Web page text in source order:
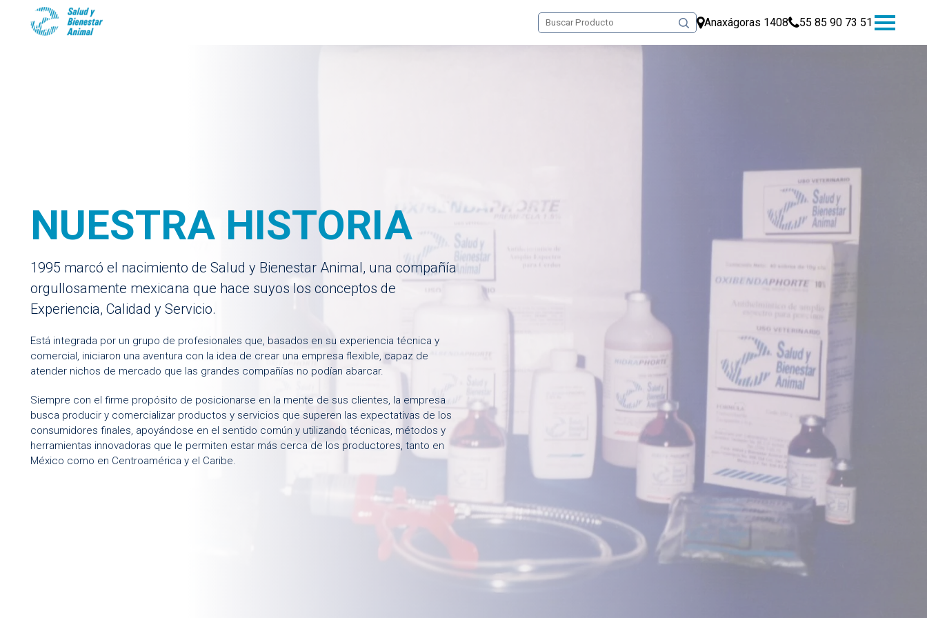
Anaxágoras 1408 55 85 90 73 51
NUESTRA HISTORIA
1995 marcó el nacimiento de Salud y Bienestar Animal, una compañía
orgullosamente mexicana que hace suyos los conceptos de
Experiencia, Calidad y Servicio.
Está integrada por un grupo de profesionales que, basados en su experiencia técnica y
comercial, iniciaron una aventura con la idea de crear una empresa flexible, capaz de
atender nichos de mercado que las grandes compañías no podían abarcar.
Siempre con el firme propósito de posicionarse en la mente de sus clientes, la empresa
busca producir y comercializar productos y servicios que superen las expectativas de los
consumidores finales, apoyándose en el sentido común y utilizando técnicas, métodos y
herramientas innovadoras que le permiten estar más cerca de los productores, tanto en
México como en Centroamérica y el Caribe.